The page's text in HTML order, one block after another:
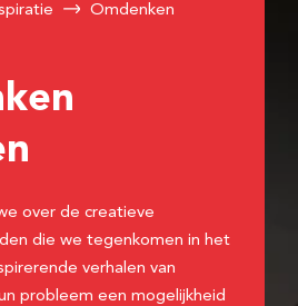
Omdenken
over de creatieve
die we tegenkomen in het
verhalen van
probleem een mogelijkheid